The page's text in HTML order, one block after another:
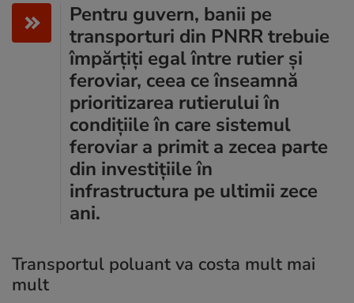
Pentru guvern, banii pe
transporturi din PNRR trebuie
împărțiți egal între rutier și
feroviar, ceea ce înseamnă
prioritizarea rutierului în
condițiile în care sistemul
feroviar a primit a zecea parte
din investițiile în
infrastructura pe ultimii zece
ani.
Transportul poluant va costa mult mai
mult